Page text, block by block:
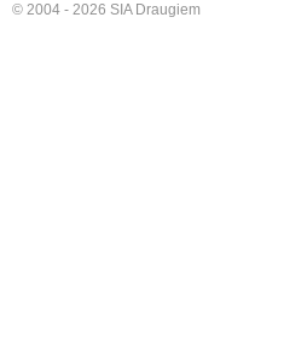
© 2004 - 2026 SIA Draugiem